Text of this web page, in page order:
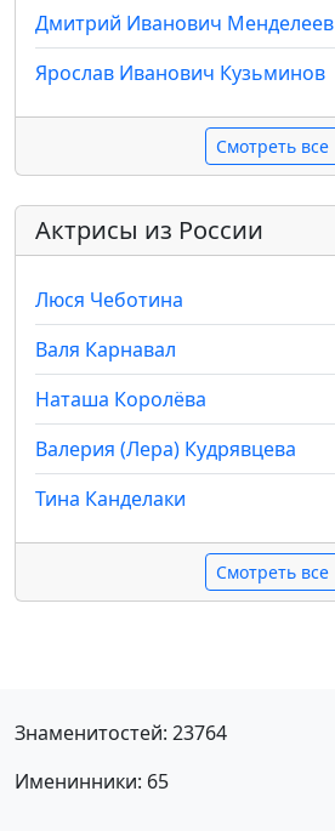
Дмитрий Иванович Менделеев
Ярослав Иванович Кузьминов
Смотреть все
Актрисы из России
Люся Чеботина
Валя Карнавал
Наташа Королёва
Валерия (Лера) Кудрявцева
Тина Канделаки
Смотреть все
Знаменитостей: 23764
Именинники: 65